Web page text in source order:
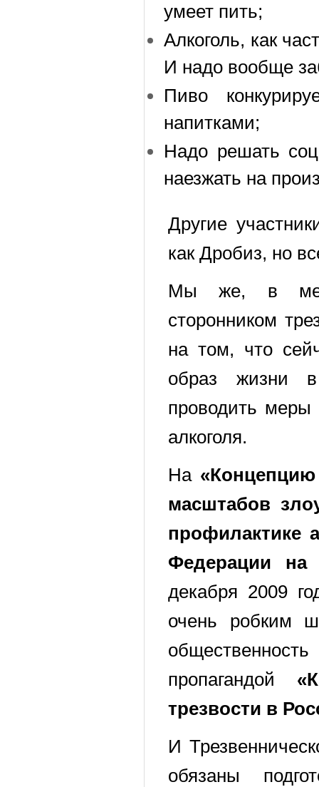
умеет пить;
Алкоголь, как
И надо вообще
Пиво
напитками;
Надо решать
наезжать на
Другие
как Дробиз, но
Мы же, в
сторонником
на том, что
образ жизни в
проводить меры
алкоголя.
На
масштабов
профилактике
Федерации
декабря 2009
очень робким
пропагандой
трезвости в
И
обязаны